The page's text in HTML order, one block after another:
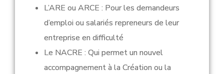
L’ARE ou ARCE : Pourles demandeurs
d’emploi ou salariés repreneurs de leur
entreprise en difficulté
Le NACRE : Qui permet un nouvel
accompagnement à la Création ou la